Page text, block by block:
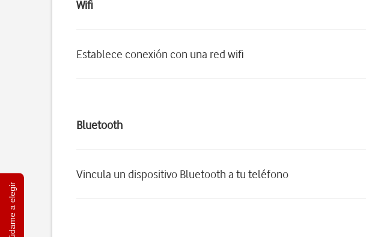
Ayúdame a elegir
Wifi
Establece conexión con una red wifi
Bluetooth
Vincula un dispositivo Bluetooth a tu teléfono